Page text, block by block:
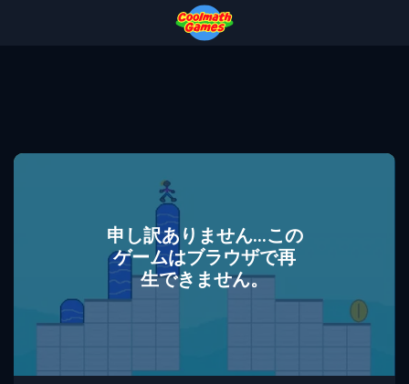
申し訳ありません...この
ゲームはブラウザで再
生できません。